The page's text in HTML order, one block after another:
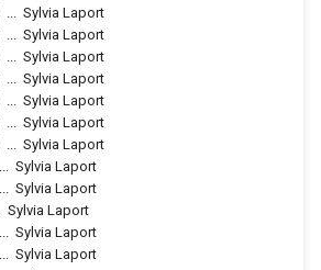
Sylvia Laport
Sylvia Laport
Sylvia Laport
Sylvia Laport
Sylvia Laport
Sylvia Laport
Sylvia Laport
Sylvia Laport
Sylvia Laport
Sylvia Laport
Sylvia Laport
Sylvia Laport